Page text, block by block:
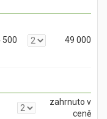
500 49 000
zahrnuto v
ceně